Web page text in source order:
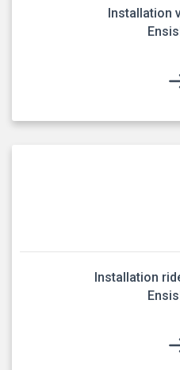
Installation
Installation